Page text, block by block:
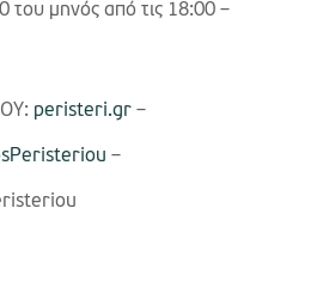
του μηνός από τις 18:00 –
peristeri.gr –
–